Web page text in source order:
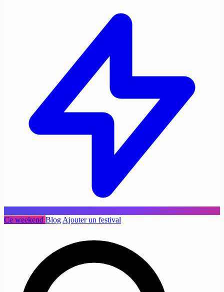
Ce weekend Blog Ajouter un festival